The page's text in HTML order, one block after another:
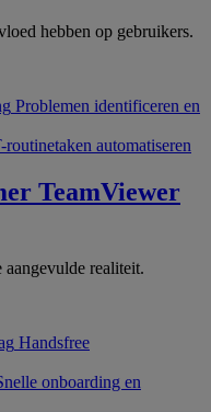
hebben op gebruikers.
Problemen identificeren en
routinetaken automatiseren
TeamViewer
realiteit.
Handsfree
onboarding en